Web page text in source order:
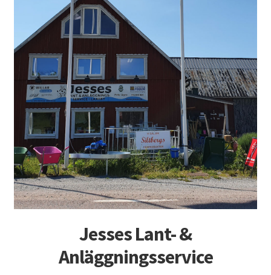
Facebook
Instagram
Jesses Lant- &
Anläggningsservice